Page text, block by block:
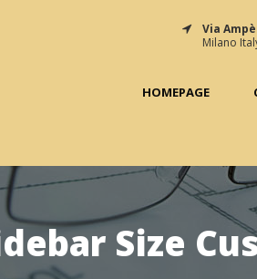
Via
Milano
HOMEPAGE
Size